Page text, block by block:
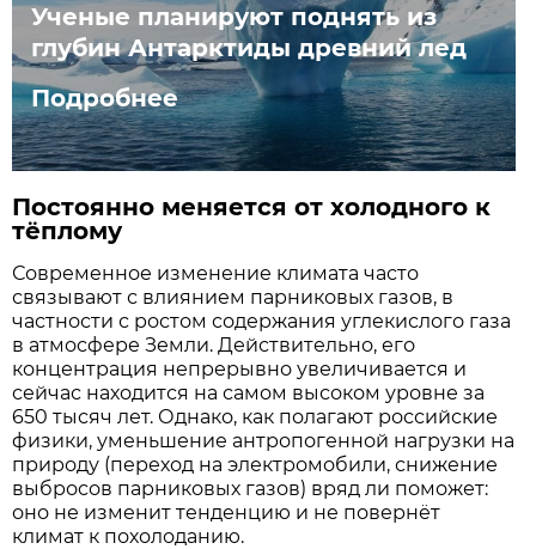
Ученые планируют поднять из
глубин Антарктиды древний лед
Подробнее
Постоянно меняется от холодного к
тёплому
Современное изменение климата часто
связывают с влиянием парниковых газов, в
частности с ростом содержания углекислого газа
в атмосфере Земли. Действительно, его
концентрация непрерывно увеличивается и
сейчас находится на самом высоком уровне за
650 тысяч лет. Однако, как полагают российские
физики, уменьшение антропогенной нагрузки на
природу (переход на электромобили, снижение
выбросов парниковых газов) вряд ли поможет:
оно не изменит тенденцию и не повернёт
климат к похолоданию.